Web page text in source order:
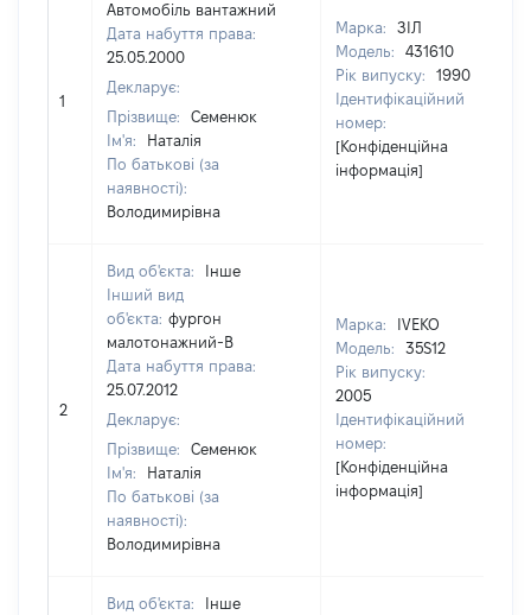
1
Автомобіль вантажний
Дата набуття права:
25.05.2000
Декларує:
Прізвище:
Семенюк
Ім'я:
Наталія
По батькові (за
наявності):
Володимирівна
Марка:
ЗІЛ
Модель:
431610
Рік випуску:
1990
Ідентифікаційний
номер:
[Конфіденційна
інформація]
2
Вид об'єкта:
Інше
Інший вид
об'єкта: фургон
малотонажний-В
Дата набуття права:
25.07.2012
Декларує:
Прізвище:
Семенюк
Ім'я:
Наталія
По батькові (за
наявності):
Володимирівна
Марка:
IVEKO
Модель:
35S12
Рік випуску:
2005
Ідентифікаційний
номер:
[Конфіденційна
інформація]
Вид об'єкта:
Інше